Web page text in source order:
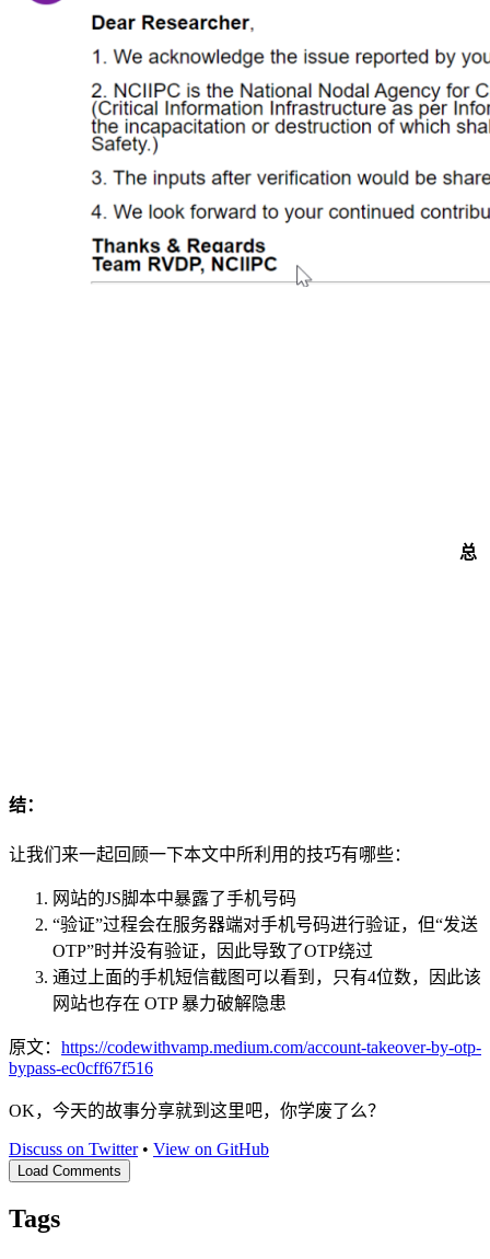
总
结：
让我们来一起回顾一下本文中所利用的技巧有哪些：
网站的JS脚本中暴露了手机号码
“验证”过程会在服务器端对手机号码进行验证，但“发送
OTP”时并没有验证，因此导致了OTP绕过
通过上面的手机短信截图可以看到，只有4位数，因此该
网站也存在 OTP 暴力破解隐患
原文： https://codewithvamp.medium.com/account-takeover-by-otp-
bypass-ec0cff67f516
OK，今天的故事分享就到这里吧，你学废了么？
Discuss on Twitter• View on GitHub
Load Comments
Tags